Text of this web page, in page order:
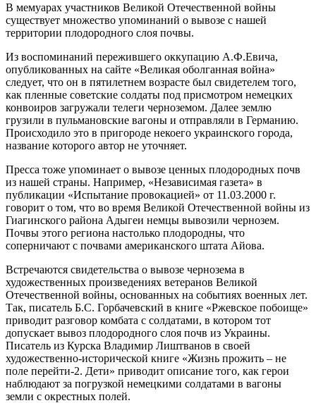
В мемуарах участников Великой Отечественной войны
существует множество упоминаний о вывозе с нашей
территории плодородного слоя почвы.
Из воспоминаний пережившего оккупацию А.Ф.Евича,
опубликованных на сайте «Великая оболганная война»
следует, что он в пятилетнем возрасте был свидетелем того,
как пленные советские солдаты под присмотром немецких
конвоиров загружали телеги черноземом. Далее землю
грузили в пульмановские вагоны и отправляли в Германию.
Происходило это в пригороде некоего украинского города,
название которого автор не уточняет.
Пресса тоже упоминает о вывозе ценных плодородных почв
из нашей страны. Например, «Независимая газета» в
публикации «Испытание провокацией» от 11.03.2000 г.
говорит о том, что во время Великой Отечественной войны из
Гиагинского района Адыгеи немцы вывозили чернозем.
Почвы этого региона настолько плодородны, что
соперничают с почвами американского штата Айова.
Встречаются свидетельства о вывозе чернозема в
художественных произведениях ветеранов Великой
Отечественной войны, основанных на событиях военных лет.
Так, писатель Б.С. Горбачевский в книге «Ржевское побоище»
приводит разговор комбата с солдатами, в котором тот
допускает вывоз плодородного слоя почв из Украины.
Писатель из Курска Владимир Лиштванов в своей
художественно-исторической книге «Жизнь прожить – не
поле перейти-2. Дети» приводит описание того, как герои
наблюдают за погрузкой немецкими солдатами в вагоны
земли с окрестных полей.